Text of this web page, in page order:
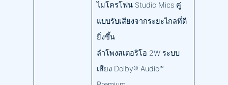
ไมโครโฟน Studio Mics คู่
แบบรับเสียงจากระยะไกลที่ดี
ยิ่งขึ้น
ลำโพงสเตอริโอ 2W ระบบ
เสียง Dolby® Audio™